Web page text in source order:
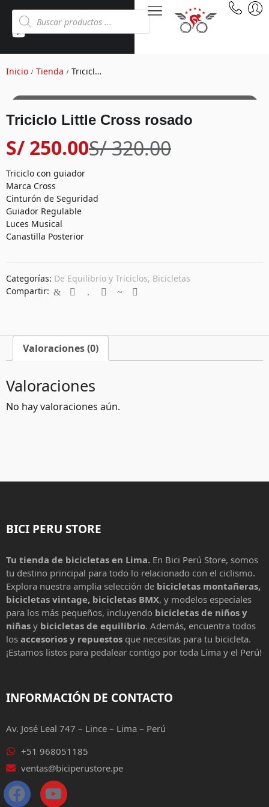
Inicio / Tienda / Triciclo Little Cross rosado
Triciclo Little Cross rosado
S/320.00
S/ 250.00
Triciclo con guiador
Marca Cross
Cinturón de Seguridad
Guiador Regulable
Luces Musical
Canastilla Posterior
Categorías: De Equilibrio y Triciclos, Bicicletas
Compartir:
Valoraciones (0)
Valoraciones
No hay valoraciones aún.
BICI PERU STORE
Tu tienda de bicicletas en Lima. En Bici Perú Store, somos
tu destino principal para todo lo relacionado con el ciclismo.
Explora nuestra amplia selección de bicicletas montañeras,
bicicletas vintage, bicicletas BMX, y modelos especiales
para los más pequeños, incluyendo bicicletas de niños y
niñas y bicicletas de equilibrio. Además, encuentra todos
los accesorios y repuestos que necesitas para tu bicicleta.
¡Estamos listos para pedalear contigo por toda Lima y el Perú!
INFORMACIÓN DE CONTACTO
Av. José Leal 747 – Lince – Lima – Perú
+51 968051185
ventas@biciperustore.pe